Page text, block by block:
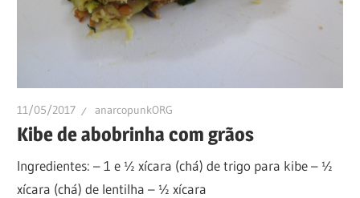
11/05/2017 anarcopunkORG
Kibe de abobrinha com grãos
Ingredientes: – 1 e ½ xícara (chá) de trigo para kibe – ½
xícara (chá) de lentilha – ½ xícara